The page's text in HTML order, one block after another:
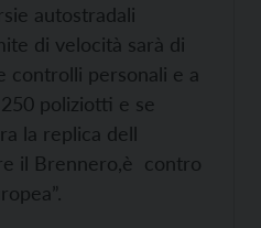
autostradali
di velocità sarà di
controlli personali e a
poliziotti e se
la replica dell
il Brennero,è contro